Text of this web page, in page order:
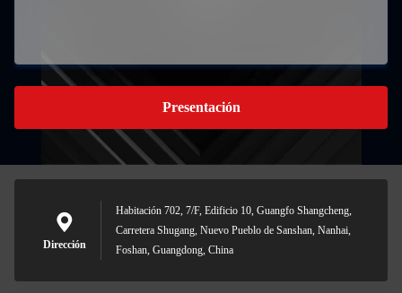
Presentación
Dirección
Habitación 702, 7/F, Edificio 10, Guangfo Shangcheng,
Carretera Shugang, Nuevo Pueblo de Sanshan, Nanhai,
Foshan, Guangdong, China